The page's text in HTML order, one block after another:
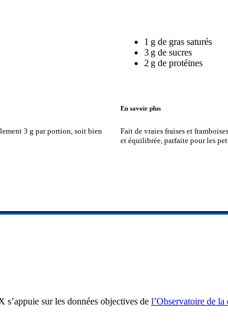
3 g par portion, soit bien
1 g de gras saturés
3 g de sucres
2 g de protéines
En savoir plus
Fait de vraies fraises et
et équilibrée, parfaite pour les
sur les données objectives de l’Observatoire de